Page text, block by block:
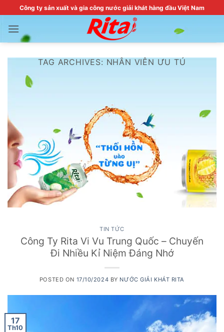
to
content
Công ty sản xuất và gia công nước giải khát hàng đầu Việt Nam
TAG ARCHIVES: NHÂN VIÊN ƯU TÚ
TIN TỨC
Công Ty Rita Vi Vu Trung Quốc – Chuyến
Đi Nhiều Kỉ Niệm Đáng Nhớ
POSTED ON 17/10/2024 BY NƯỚC GIẢI KHÁT RITA
17
Th10